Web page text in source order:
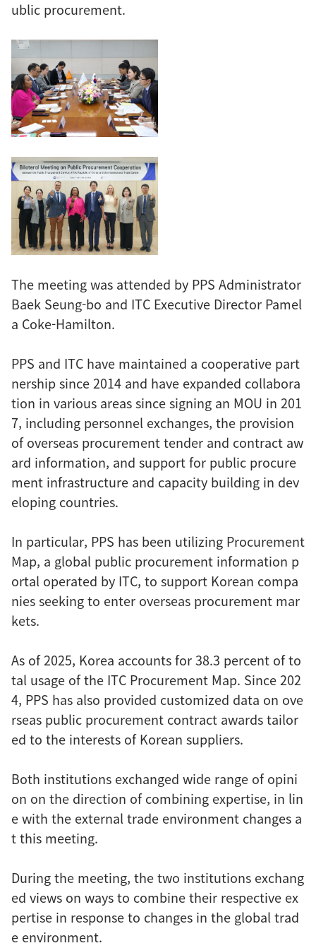
ublic procurement.
The meeting was attended by PPS Administrator
Baek Seung-bo and ITC Executive Director Pamel
a Coke-Hamilton.
PPS and ITC have maintained a cooperative part
nership since 2014 and have expanded collabora
tion in various areas since signing an MOU in 201
7, including personnel exchanges, the provision
of overseas procurement tender and contract aw
ard information, and support for public procure
ment infrastructure and capacity building in dev
eloping countries.
In particular, PPS has been utilizing Procurement
Map, a global public procurement information p
ortal operated by ITC, to support Korean compa
nies seeking to enter overseas procurement mar
kets.
As of 2025, Korea accounts for 38.3 percent of to
tal usage of the ITC Procurement Map. Since 202
4, PPS has also provided customized data on ove
rseas public procurement contract awards tailor
ed to the interests of Korean suppliers.
Both institutions exchanged wide range of opini
on on the direction of combining expertise, in lin
e with the external trade environment changes a
t this meeting.
During the meeting, the two institutions exchang
ed views on ways to combine their respective ex
pertise in response to changes in the global trad
e environment.